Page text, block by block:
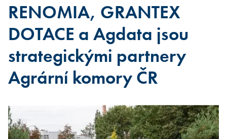
RENOMIA, GRANTEX
DOTACE a Agdata jsou
strategickými partnery
Agrární komory ČR